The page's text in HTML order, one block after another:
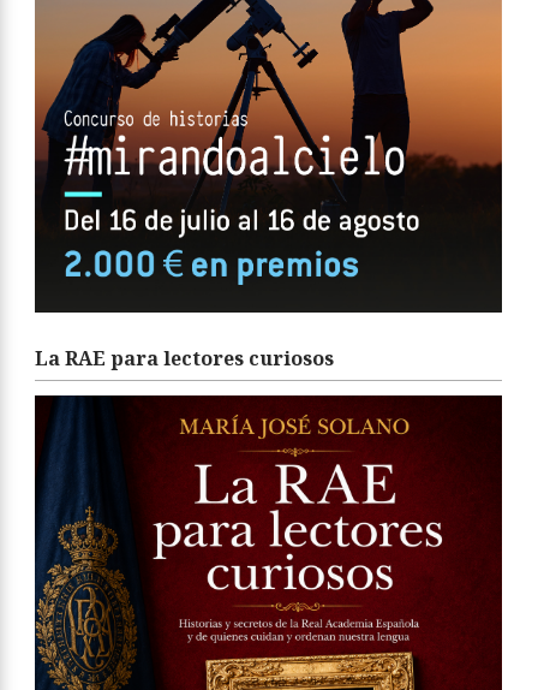
La RAE para lectores curiosos